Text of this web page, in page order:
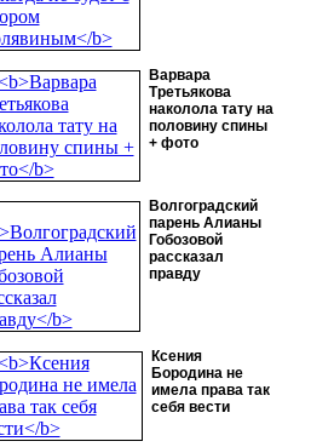
Варвара
Третьякова
наколола тату на
половину спины
+ фото
Волгоградский
парень Алианы
Гобозовой
рассказал
правду
Ксения
Бородина не
имела права так
себя вести